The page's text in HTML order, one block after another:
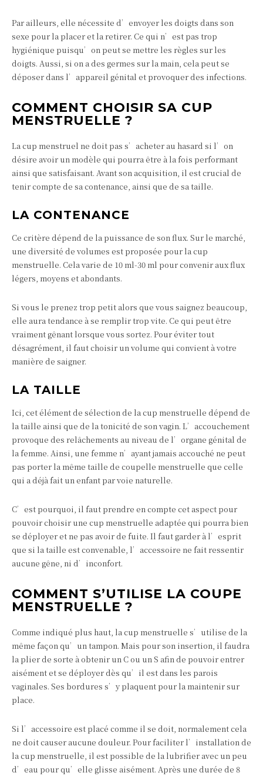
Par ailleurs, elle nécessite d’envoyer les doigts dans son
sexe pour la placer et la retirer. Ce qui n’est pas trop
hygiénique puisqu’on peut se mettre les règles sur les
doigts. Aussi, si on a des germes sur la main, cela peut se
déposer dans l’appareil génital et provoquer des infections.
COMMENT CHOISIR SA CUP
MENSTRUELLE ?
La cup menstruel ne doit pas s’acheter au hasard si l’on
désire avoir un modèle qui pourra être à la fois performant
ainsi que satisfaisant. Avant son acquisition, il est crucial de
tenir compte de sa contenance, ainsi que de sa taille.
LA CONTENANCE
Ce critère dépend de la puissance de son flux. Sur le marché,
une diversité de volumes est proposée pour la cup
menstruelle. Cela varie de 10 ml-30 ml pour convenir aux flux
légers, moyens et abondants.
Si vous le prenez trop petit alors que vous saignez beaucoup,
elle aura tendance à se remplir trop vite. Ce qui peut être
vraiment gênant lorsque vous sortez. Pour éviter tout
désagrément, il faut choisir un volume qui convient à votre
manière de saigner.
LA TAILLE
Ici, cet élément de sélection de la cup menstruelle dépend de
la taille ainsi que de la tonicité de son vagin. L’accouchement
provoque des relâchements au niveau de l’organe génital de
la femme. Ainsi, une femme n’ayant jamais accouché ne peut
pas porter la même taille de coupelle menstruelle que celle
qui a déjà fait un enfant par voie naturelle.
C’est pourquoi, il faut prendre en compte cet aspect pour
pouvoir choisir une cup menstruelle adaptée qui pourra bien
se déployer et ne pas avoir de fuite. Il faut garder à l’esprit
que si la taille est convenable, l’accessoire ne fait ressentir
aucune gêne, ni d’inconfort.
COMMENT S’UTILISE LA COUPE
MENSTRUELLE ?
Comme indiqué plus haut, la cup menstruelle s’utilise de la
même façon qu’un tampon. Mais pour son insertion, il faudra
la plier de sorte à obtenir un C ou un S afin de pouvoir entrer
aisément et se déployer dès qu’il est dans les parois
vaginales. Ses bordures s’y plaquent pour la maintenir sur
place.
Si l’accessoire est placé comme il se doit, normalement cela
ne doit causer aucune douleur. Pour faciliter l’installation de
la cup menstruelle, il est possible de la lubrifier avec un peu
d’eau pour qu’elle glisse aisément. Après une durée de 8